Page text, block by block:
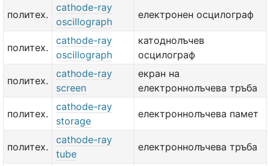
политех.
cathode-ray
oscillograph
електронен осцилограф
политех.
cathode-ray
oscillograph
катоднолъчев
осцилограф
политех.
cathode-ray
screen
екран на
електроннолъчева тръба
политех.
cathode-ray
storage
електроннолъчева памет
политех.
cathode-ray
tube
електроннолъчева тръба